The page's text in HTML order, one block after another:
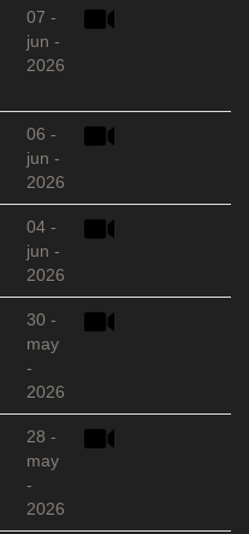
07 -
jun -
2026
06 -
jun -
2026
04 -
jun -
2026
30 -
may
-
2026
28 -
may
-
2026